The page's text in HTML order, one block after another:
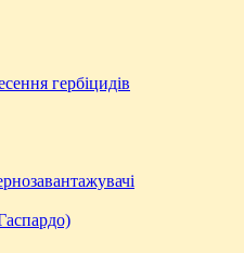
гербіцидів